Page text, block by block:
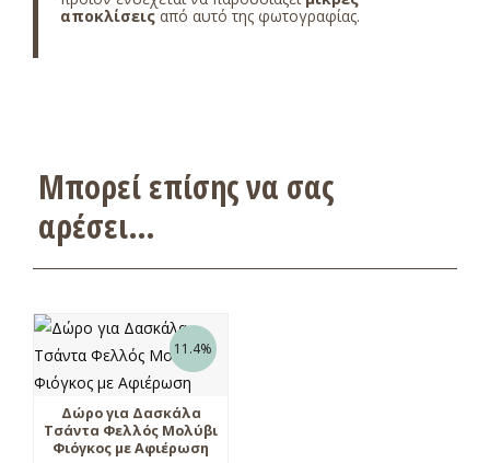
αποκλίσειςαπό αυτό της φωτογραφίας.
Μπορεί επίσης να σας
αρέσει…
11.4%
Δώρο για Δασκάλα
Τσάντα Φελλός Μολύβι
Φιόγκος με Αφιέρωση